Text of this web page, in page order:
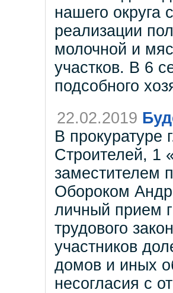
нашего округа
реализации
молочной и
участков. В 6
подсобного
22.02.2019
В прокуратуре
Строителей, 1
заместителем
Обороком
личный прием
трудового
участников
домов и иных
несогласия с